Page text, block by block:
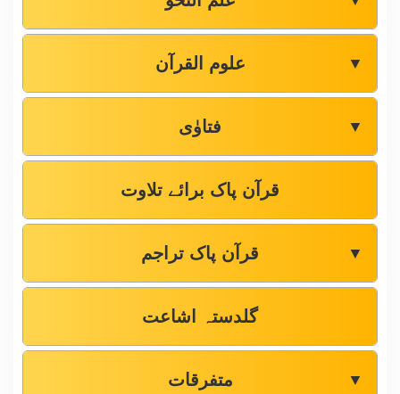
علوم القرآن ▼
فتاوٰی ▼
قرآن پاک برائے تلاوت
قرآن پاک تراجم ▼
گلدستہ اشاعت
متفرقات ▼